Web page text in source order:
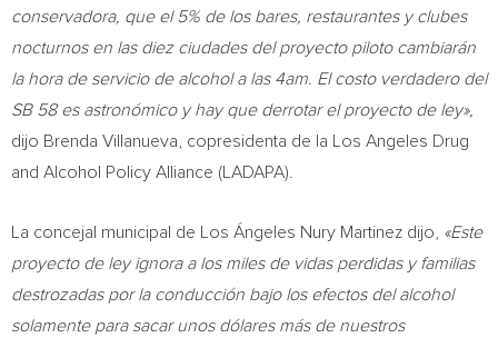
conservadora, que el 5% de los bares, restaurantes y clubes
nocturnos en las diez ciudades del proyecto piloto cambiarán
la hora de servicio de alcohol a las 4am . El costo verdadero del
SB 58 es astronómico y hay que derrotar el proyecto de ley»,
dijo Brenda Villanueva , copresidenta de la Los Angeles Drug
and Alcohol Policy Alliance (LADAPA).
La concejal municipal de Los Ángeles Nury Martinez dijo, «Este
proyecto de ley ignora a los miles de vidas perdidas y familias
destrozadas por la conducción bajo los efectos del alcohol
solamente para sacar unos dólares más de nuestros